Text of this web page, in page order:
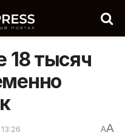
18 тысяч
AA